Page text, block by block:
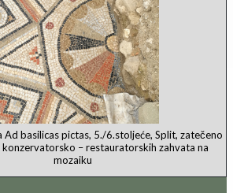
basilicas pictas, 5./6.stoljeće, Split, zatečeno
konzervatorsko – restauratorskih zahvata na
mozaiku